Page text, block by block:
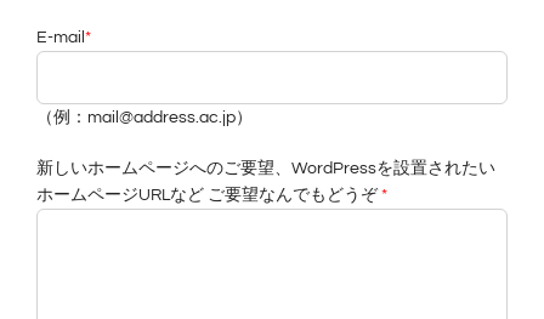
E-mail *
（例：mail@address.ac.jp）
新しいホームページへのご要望、WordPressを設置されたい
ホームページURLなど ご要望なんでもどうぞ*